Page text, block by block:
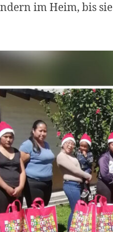
im Heim, bis